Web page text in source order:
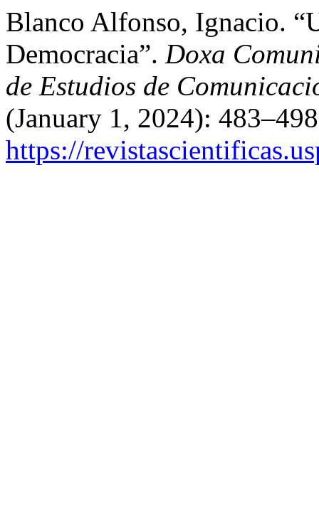
Blanco Alfonso, Ignacio.
Democracia”. Doxa
de Estudios de
(January 1, 2024):
https://